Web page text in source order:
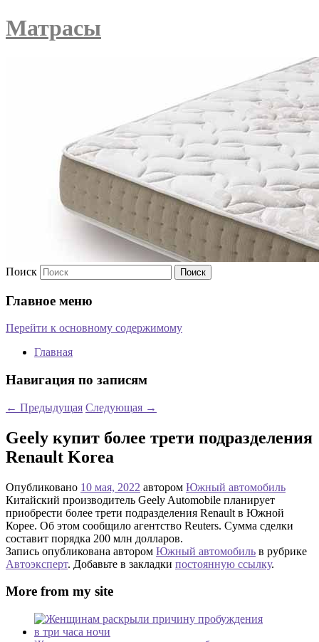
Матрасы
Поиск
Главное меню
Перейти к основному содержимому
Главная
Навигация по записям
← Предыдущая Следующая →
Geely купит более трети подразделения
Renault Korea
Опубликовано 10 мая, 2022 автором Южный автомобиль
Китайский производитель Geely Automobile планирует
приобрести более трети подразделения Renault в Южной
Корее. Об этом сообщило агентство Reuters. Сумма сделки
составит порядка 200 млн долларов.
Запись опубликована автором Южный автомобиль в рубрике
Автоэксперт. Добавьте в закладки постоянную ссылку.
More from my site